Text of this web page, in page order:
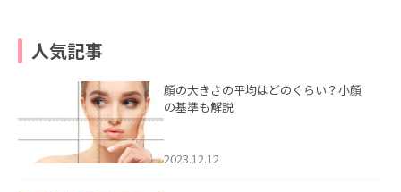
人気記事
顔の大きさの平均はどのくらい？小顔
の基準も解説
2023.12.12